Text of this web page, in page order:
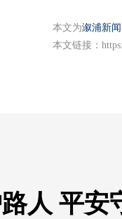
本文为溆浦新闻
本文链接：
人 平